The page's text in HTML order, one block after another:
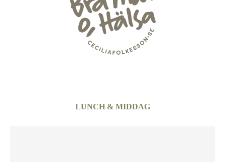
LUNCH & MIDDAG